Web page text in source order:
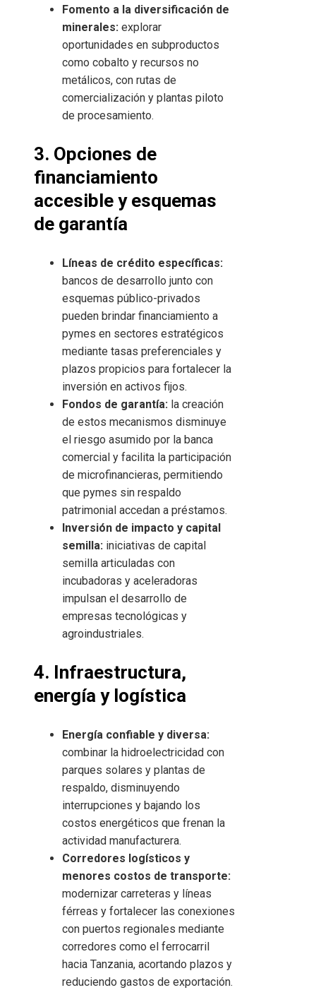
Fomento a la diversificación de
minerales: explorar
oportunidades en subproductos
como cobalto y recursos no
metálicos, con rutas de
comercialización y plantas piloto
de procesamiento.
3. Opciones de
financiamiento
accesible y esquemas
de garantía
Líneas de crédito específicas:
bancos de desarrollo junto con
esquemas público-privados
pueden brindar financiamiento a
pymes en sectores estratégicos
mediante tasas preferenciales y
plazos propicios para fortalecer la
inversión en activos fijos.
Fondos de garantía: la creación
de estos mecanismos disminuye
el riesgo asumido por la banca
comercial y facilita la participación
de microfinancieras, permitiendo
que pymes sin respaldo
patrimonial accedan a préstamos.
Inversión de impacto y capital
semilla: iniciativas de capital
semilla articuladas con
incubadoras y aceleradoras
impulsan el desarrollo de
empresas tecnológicas y
agroindustriales.
4. Infraestructura,
energía y logística
Energía confiable y diversa:
combinar la hidroelectricidad con
parques solares y plantas de
respaldo, disminuyendo
interrupciones y bajando los
costos energéticos que frenan la
actividad manufacturera.
Corredores logísticos y
menores costos de transporte:
modernizar carreteras y líneas
férreas y fortalecer las conexiones
con puertos regionales mediante
corredores como el ferrocarril
hacia Tanzania, acortando plazos y
reduciendo gastos de exportación.